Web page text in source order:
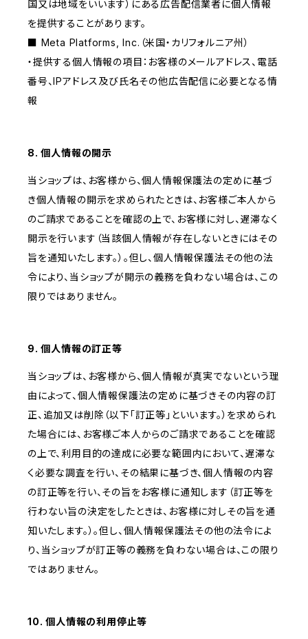
国又は地域をいいます）にある広告配信業者に個人情報
を提供することがあります。
■ Meta Platforms, Inc.（米国・カリフォルニア州）
・提供する個人情報の項目：お客様のメールアドレス、電話
番号、IPアドレス及び氏名その他広告配信に必要となる情
報
8. 個人情報の開示
当ショップは、お客様から、個人情報保護法の定めに基づ
き個人情報の開示を求められたときは、お客様ご本人から
のご請求であることを確認の上で、お客様に対し、遅滞なく
開示を行います（当該個人情報が存在しないときにはその
旨を通知いたします。）。但し、個人情報保護法その他の法
令により、当ショップが開示の義務を負わない場合は、この
限りではありません。
9. 個人情報の訂正等
当ショップは、お客様から、個人情報が真実でないという理
由によって、個人情報保護法の定めに基づきその内容の訂
正、追加又は削除（以下「訂正等」といいます。）を求められ
た場合には、お客様ご本人からのご請求であることを確認
の上で、利用目的の達成に必要な範囲内において、遅滞な
く必要な調査を行い、その結果に基づき、個人情報の内容
の訂正等を行い、その旨をお客様に通知します（訂正等を
行わない旨の決定をしたときは、お客様に対しその旨を通
知いたします。）。但し、個人情報保護法その他の法令によ
り、当ショップが訂正等の義務を負わない場合は、この限り
ではありません。
10. 個人情報の利用停止等